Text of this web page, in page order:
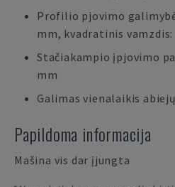
Profilio pjovimo
mm, kvadratinis vamzdis:
Stačiakampio įpjovimo
mm
Galimas vienalaikis
Papildoma informacija
Mašina vis dar įjungta